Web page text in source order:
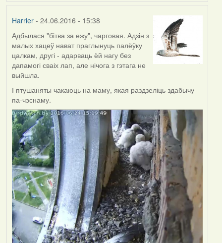
Harrier- 24.06.2016 - 15:38
Адбылася "бітва за ежу", чарговая. Адзін з
малых хацеў нават праглынуць палёўку
цалкам, другі - адарваць ёй нагу без
дапамогі сваіх лап, але нічога з гэтага не
выйшла.
І птушаняты чакаюць на маму, якая раздзеліць здабычу
па-чэснаму.